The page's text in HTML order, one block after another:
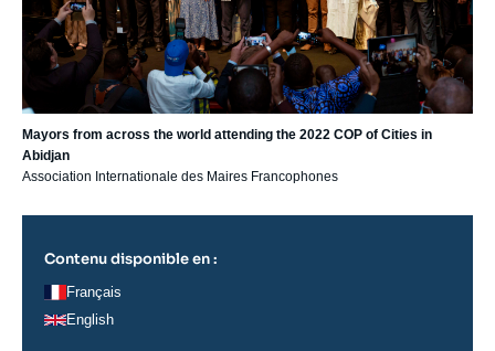
Mayors from across the world attending the 2022 COP of Cities in
Abidjan
Association Internationale des Maires Francophones
Contenu disponible en :
Français
English